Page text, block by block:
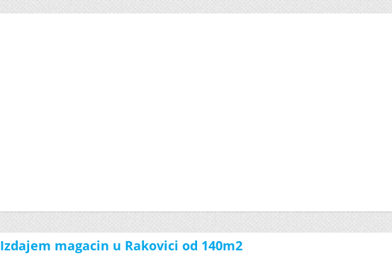
Izdajem magacin u Rakovici od 140m2